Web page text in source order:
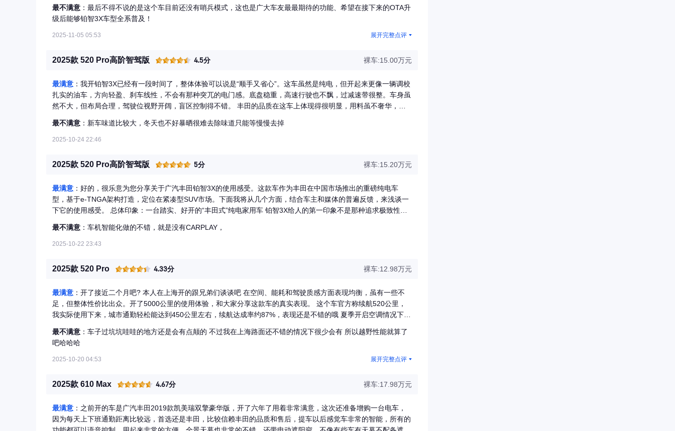
最不满意 ：最后不得不说的是这个车目前还没有哨兵模式，这也是广大车友最最期待的功能、希望在接下来的OTA升
级后能够铂智3X车型全系普及！
2025-11-05 05:53 展开完整点评
2025款 520 Pro高阶智驾版 4.5分 裸车:15.00万元
最满意 ：我开铂智3X已经有一段时间了，整体体验可以说是“顺手又省心”。这车虽然是纯电，但开起来更像一辆调校
扎实的油车，方向轻盈、刹车线性，不会有那种突兀的电门感。底盘稳重，高速行驶也不飘，过减速带很整。车身虽
然不大，但布局合理，驾驶位视野开阔，盲区控制得不错。 丰田的品质在这车上体现得很明显，用料虽不奢华，但
车道保持和自适应巡航都很灵敏，遇到红绿灯或慢车能自动减速，堵车也不用频繁踩刹车，确实省心。 续航方面，
我这台综合能跑到400公里左右，市区通勤和周末郊游都够用。冬天掉电也不严重，热泵空调很实用。整体开下来，
奏、值得长期相处的车。
最不满意 ：新车味道比较大，冬天也不好暴晒很难去除味道只能等慢慢去掉
2025-10-24 22:46
2025款 520 Pro高阶智驾版 5分 裸车:15.20万元
最满意 ：好的，很乐意为您分享关于广汽丰田铂智3X的使用感受。这款车作为丰田在中国市场推出的重磅纯电车
型，基于e-TNGA架构打造，定位在紧凑型SUV市场。下面我将从几个方面，结合车主和媒体的普遍反馈，来浅谈一
下它的使用感受。 总体印象：一台踏实、好开的“丰田式”纯电家用车 铂智3X给人的第一印象不是那种追求极致性能
均衡，非常适合作为家庭的第一台或增购的纯电代步车。 --- 一、 优点与亮点 1. 驾驶质感出色，好开易上手 ? 平顺
与静谧： 电车的天然优势在铂智3X上体现得很好。动力输出线性、安静，城市里走走停停非常惬意，没有了传统燃
颠簸的处理比较到位，经过较大沟坎时也能保持车身稳定，有一定的高级感，继承了丰田一贯的舒适取向。 ? 转向轻
用率高，实用性强 ? “得房率”高： 纯电平台带来了“四轮四角”的设计，使得轴距尽可能拉长，车内空间，尤其是后排
腿部空间，表现相当出色，超越了同级别很多燃油车。 ? 后排地台纯平： 中间没有凸起，大大提升了后排中间乘客
的舒适度，满座时也不会觉得局促。 ? 储物空间丰富： 车内设计了大量实用的储物格，前排中央通道下方还有一个
巨大的镂空储物空间，方便放置手提包等物品。 3. 三电系统可靠，能耗经济 ? 丰田的可靠性背书： 这是铂智3X（以
及其姊妹车型bZ4X）的核心卖点之一。丰田在混动和三电技术领域深耕多年，其电池安全、电控系统的稳定性和耐
久性给了用户很强的信心。 ? 能耗表现扎实： 根据多数车主反馈，其表显续航里程比较“实在”，不会出现某些品牌那
最不满意 ：车机智能化做的不错，就是没有CARPLAY，
2025-10-22 23:43
2025款 520 Pro 4.33分 裸车:12.98万元
最满意 ：开了接近二个月吧? 本人在上海开的跟兄弟们谈谈吧 在空间、能耗和驾驶质感方面表现均衡，虽有一些不
足，但整体性价比出众。开了5000公里的使用体验，和大家分享这款车的真实表现。 这个车官方称续航520公里，
我实际使用下来，城市通勤轻松能达到450公里左右，续航达成率约87%，表现还是不错的哦 夏季开启空调情况下，
算，每公里电费7分钱，相比油车每公里5-6毛的费用 另外谈谈 高速路段续航表现中规中矩。时速120公里巡航时，
续航约为330-350公里（打6-6.5折）我感觉真跑的话也没什么大问题吧 规划好充电站就行了充电效率方面，快充从
30%至80%大约需要25-30分钟，家用慢充则需要6-7小时充满。充电速度不算行业最快，但起步轻快利落，城市里超
适，滤震表现出色，过沟坎过滤得很干净，没有多余晃动。转向手感轻盈但保留路感，高速巡航也比较沉稳。这种调
加速会略显乏力，过弯时侧倾也较为明显 过颠簸的时候还是有点感觉的 动能回收系统调校得当，没有某些电车强烈
的拖拽感，乘客不易产生眩晕感，驾驶体验接近高品质燃油车 这个车虽然定位为紧凑型SUV，但空间利用率可圈可
点。后排腿部空间宽敞，本人身高1米78的坐进去，腿部仍有两拳多的富余，头部空间也很大可以的 后排地台纯平设
最不满意 ：车子过坑坑哇哇的地方还是会有点颠的 不过我在上海路面还不错的情况下很少会有 所以越野性能就算了
吧哈哈哈
2025-10-20 04:53 展开完整点评
2025款 610 Max 4.67分 裸车:17.98万元
最满意 ：之前开的车是广汽丰田2019款凯美瑞双擎豪华版，开了六年了用着非常满意，这次还准备增购一台电车，
因为每天上下班通勤距离比较远，首选还是丰田，比较信赖丰田的品质和售后，提车以后感觉车非常的智能，所有的